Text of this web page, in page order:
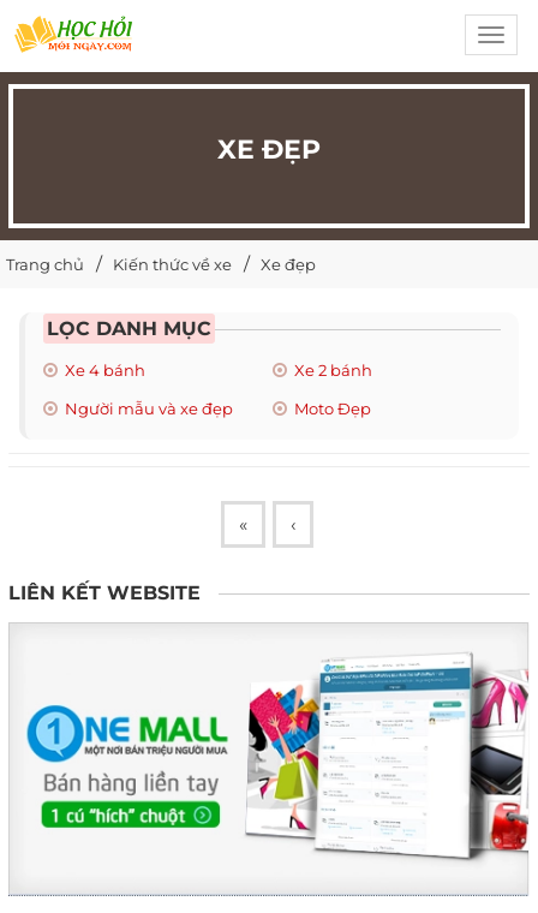
XE ĐẸP
Trang chủ Kiến thức về xe Xe đẹp
LỌC DANH MỤC
Xe 4 bánh
Xe 2 bánh
Người mẫu và xe đẹp
Moto Đẹp
« ‹
LIÊN KẾT WEBSITE